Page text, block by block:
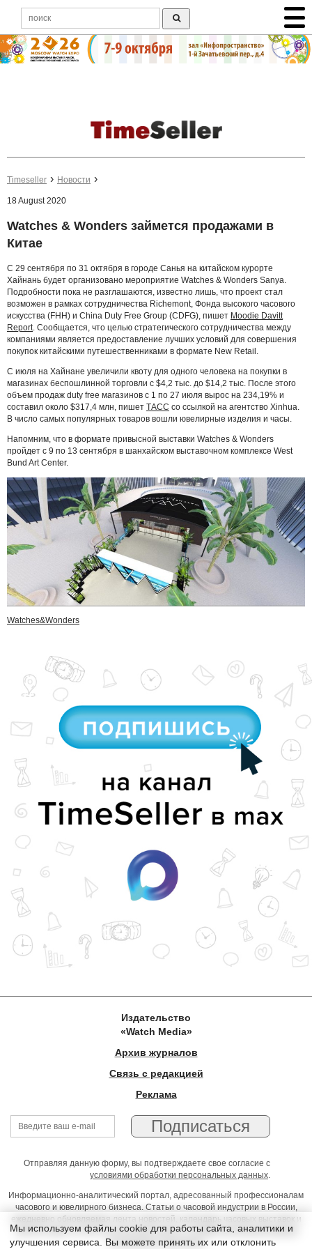
Timeseller Новости
18 August 2020
Watches & Wonders займется продажами в
Китае
С 29 сентября по 31 октября в городе Санья на китайском курорте
Хайнань будет организовано мероприятие Watches & Wonders Sanya.
Подробности пока не разглашаются, известно лишь, что проект стал
возможен в рамках сотрудничества Richemont, Фонда высокого часового
искусства (FHH) и China Duty Free Group (CDFG), пишет Moodie Davitt
Report. Сообщается, что целью стратегического сотрудничества между
компаниями является предоставление лучших условий для совершения
покупок китайскими путешественниками в формате New Retail.
С июля на Хайнане увеличили квоту для одного человека на покупки в
магазинах беспошлинной торговли с $4,2 тыс. до $14,2 тыс. После этого
объем продаж duty free магазинов с 1 по 27 июля вырос на 234,19% и
составил около $317,4 млн, пишет ТАСС со ссылкой на агентство Xinhua.
В число самых популярных товаров вошли ювелирные изделия и часы.
Напомним, что в формате привысной выставки Watches & Wonders
пройдет с 9 по 13 сентября в шанхайском выставочном комплексе West
Bund Art Center.
Watches&Wonders
Издательство
«Watch Media»
Архив журналов
Связь с редакцией
Реклама
Отправляя данную форму, вы подтверждаете свое согласие с
условиями обработки персональных данных
Информационно-аналитический портал, адресованный профессионалам
часового и ювелирного бизнеса. Статьи о часовой индустрии в России,
ежедневно обновляемая лента новостей, календарь часовых выставок и
презентаций, on-line консультации юриста, профессиональный форум
часовщиков и ювелиров
Мы используем файлы cookie для работы сайта, аналитики и
улучшения сервиса. Вы можете принять их или отклонить